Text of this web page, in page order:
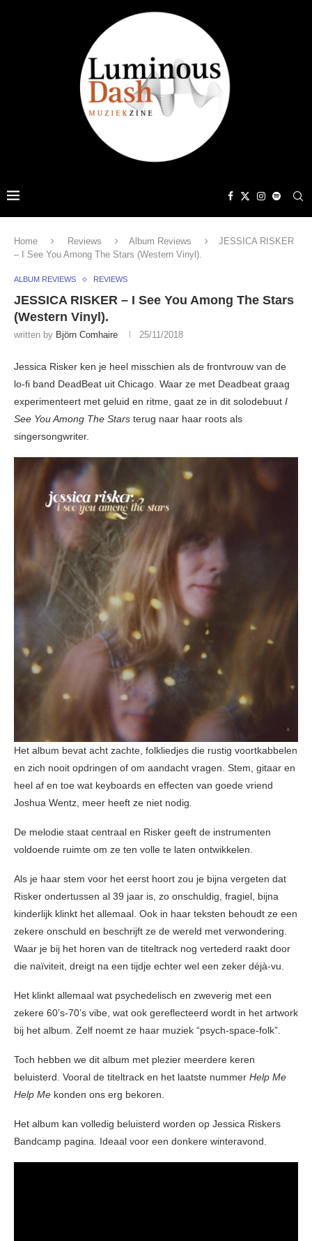
Home Reviews Album Reviews
JESSICA RISKER
– I See You Among The Stars (Western Vinyl).
ALBUM REVIEWS REVIEWS
JESSICA RISKER – I See You Among The Stars
(Western Vinyl).
written by Björn Comhaire 25/11/2018
Jessica Risker ken je heel misschien als de frontvrouw van de
lo-fi band DeadBeat uit Chicago. Waar ze met Deadbeat graag
experimenteert met geluid en ritme, gaat ze in dit solodebuut I
See You Among The Stars terug naar haar roots als
singersongwriter.
Het album bevat acht zachte, folkliedjes die rustig voortkabbelen
en zich nooit opdringen of om aandacht vragen. Stem, gitaar en
heel af en toe wat keyboards en effecten van goede vriend
Joshua Wentz, meer heeft ze niet nodig.
De melodie staat centraal en Risker geeft de instrumenten
voldoende ruimte om ze ten volle te laten ontwikkelen.
Als je haar stem voor het eerst hoort zou je bijna vergeten dat
Risker ondertussen al 39 jaar is, zo onschuldig, fragiel, bijna
kinderlijk klinkt het allemaal. Ook in haar teksten behoudt ze een
zekere onschuld en beschrijft ze de wereld met verwondering.
Waar je bij het horen van de titeltrack nog vertederd raakt door
die naïviteit, dreigt na een tijdje echter wel een zeker déjà-vu.
Het klinkt allemaal wat psychedelisch en zweverig met een
zekere 60’s-70’s vibe, wat ook gereflecteerd wordt in het artwork
bij het album. Zelf noemt ze haar muziek “psych-space-folk”.
Toch hebben we dit album met plezier meerdere keren
beluisterd. Vooral de titeltrack en het laatste nummer Help Me
Help Me konden ons erg bekoren.
Het album kan volledig beluisterd worden op Jessica Riskers
Bandcamp pagina. Ideaal voor een donkere winteravond.